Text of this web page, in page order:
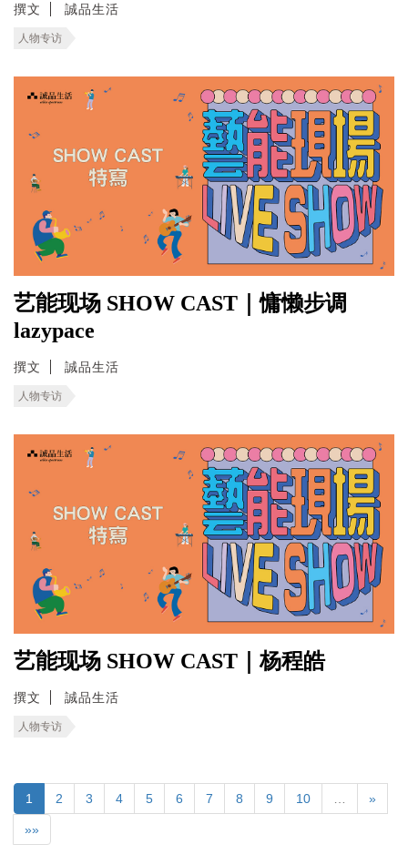
撰文 誠品生活
人物专访
艺能现场 SHOW CAST｜慵懒步调
lazypace
撰文 誠品生活
人物专访
艺能现场 SHOW CAST｜杨程皓
撰文 誠品生活
人物专访
1 2 3 4 5 6 7 8 9 10 »
»»